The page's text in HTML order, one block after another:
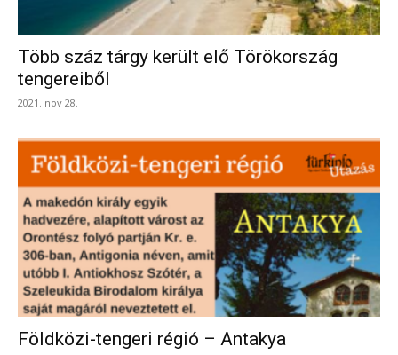
Több száz tárgy került elő Törökország
tengereiből
2021. nov 28.
Földközi-tengeri régió – Antakya